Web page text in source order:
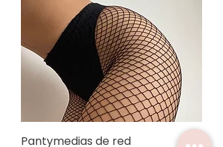
Pantymedias de red